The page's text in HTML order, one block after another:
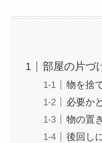
部屋の片づ
物を捨
必要か
物の置
後回し